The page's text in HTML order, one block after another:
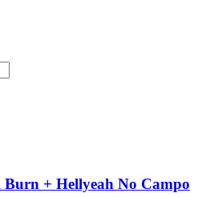
+ Hellyeah No Campo